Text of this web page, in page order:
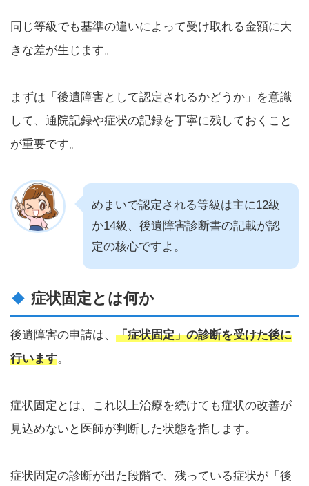
同じ等級でも基準の違いによって受け取れる金額に大
きな差が生じます。
まずは「後遺障害として認定されるかどうか」を意識
して、通院記録や症状の記録を丁寧に残しておくこと
が重要です。
めまいで認定される等級は主に12級
か14級、後遺障害診断書の記載が認
定の核心ですよ。
症状固定とは何か
後遺障害の申請は、 「症状固定」の診断を受けた後に
行います。
症状固定とは、これ以上治療を続けても症状の改善が
見込めないと医師が判断した状態を指します。
症状固定の診断が出た段階で、残っている症状が「後